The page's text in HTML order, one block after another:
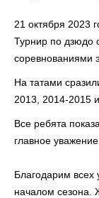
21 октября 2023
Турнир по дзюдо
соревнованиями
На татами
2013, 2014-2015
Все ребята
главное
Благодарим всех
началом сезона.